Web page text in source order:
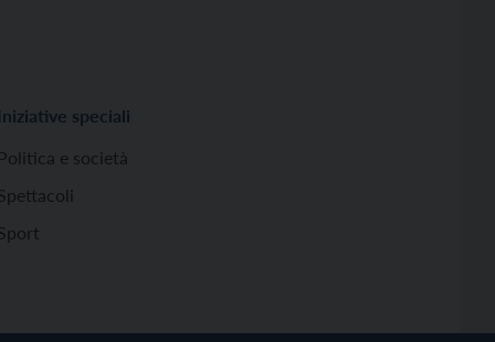
Iniziative speciali
Politica e società